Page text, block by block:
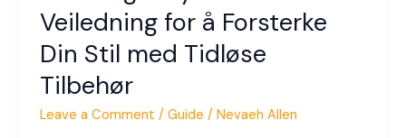
Veiledning for å Forsterke
Din Stil med Tidløse
Tilbehør
Leave a Comment /Guide /Nevaeh Allen